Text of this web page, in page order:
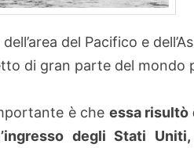
del Pacifico e
di gran parte del mondo
è che essa risultò
degli Stati